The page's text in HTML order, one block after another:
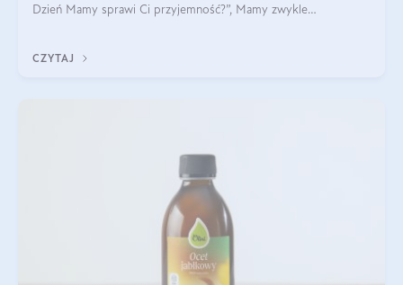
Dzień Mamy sprawi Ci przyjemność?”, Mamy zwykle
CZYTAJ